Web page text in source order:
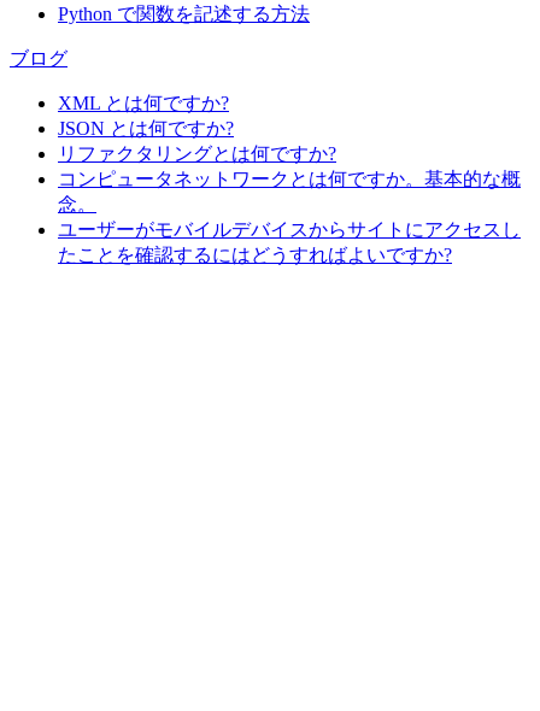
Python で関数を記述する方法
ブログ
XML とは何ですか?
JSON とは何ですか?
リファクタリングとは何ですか?
コンピュータネットワークとは何ですか。基本的な概
念。
ユーザーがモバイルデバイスからサイトにアクセスし
たことを確認するにはどうすればよいですか?